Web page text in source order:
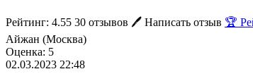
Рейтинг: 4.55 30 отзывов 🖊️ Написать отзыв 🏆
Айжан (Москва)
Оценка: 5
02.03.2023 22:48